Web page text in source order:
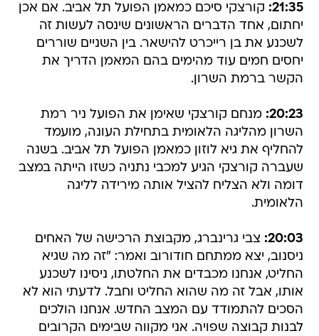
21:35: קורצקי סיכם כמאמן הפועל תל אביב. אם אכן
יחתום, אחד הדברים הראשונים שינסה לעשות זה
לשכנע את בן רייכרט להישאר. בין השניים שוררים
יחסים חמים עוד מהימים בהם המאמן הדריך את
הקשר ברמת השרון.
20:23: מנחם קורצקי שאימן את הפועל ניר רמת
השרון מהליגה הלאומית בתחילת העונה, מועמד
להחליף את גיא לוזון כמאמן הפועל תל אביב. בשנה
שעברה קורצקי הגיע למכבי נתניה כשזו הייתה במצב
דומה ולא הצליח להציל אותה מירידה לליגה
הלאומית.
20:03: צבי גרינברג, מקבוצת הרכישה של האחים
ניסנוב, יצא ממתחם חודורוב ואמר: "זה מה שגיא
החליט, אנחנו מכבדים את החלטתו, ניסינו לשכנע
אותו, אבל זה מה שהוא החליט וחבל. לדעתי הוא לא
הסכים להתמודד עם המצב החדש. אנחנו הולכים
לבנות קבוצה שפויה. אני מקווה שבימים הקרובים